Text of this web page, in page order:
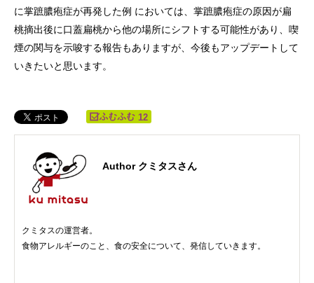
に掌蹠膿疱症が再発した例 においては、掌蹠膿疱症の原因が扁
桃摘出後に口蓋扁桃から他の場所にシフトする可能性があり、喫
煙の関与を示唆する報告もありますが、今後もアップデートして
いきたいと思います。
12
Author クミタスさん
クミタスの運営者。
食物アレルギーのこと、食の安全について、発信していきます。